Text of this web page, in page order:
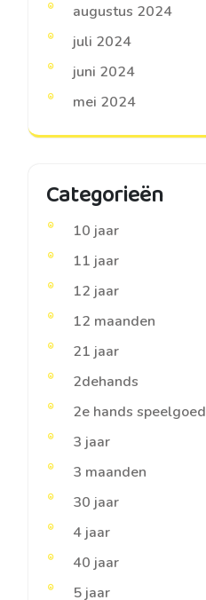
augustus 2024
juli 2024
juni 2024
mei 2024
Categorieën
10 jaar
11 jaar
12 jaar
12 maanden
21 jaar
2dehands
2e hands speelgoed
3 jaar
3 maanden
30 jaar
4 jaar
40 jaar
5 jaar